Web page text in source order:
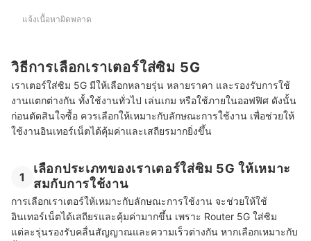
แจ้งเนื้อหาผิดพลาด
วิธีการเลือกเราเตอร์ใส่ซิม 5G
เราเตอร์ใส่ซิม 5G มีให้เลือกหลายรุ่น หลายราคา และรองรับการใช้
งานแตกต่างกัน ทั้งใช้งานทั่วไป เล่นเกม หรือใช้ภายในออฟฟิศ ดังนั้น
ก่อนตัดสินใจซื้อ ควรเลือกให้เหมาะกับลักษณะการใช้งาน เพื่อช่วยให้
ใช้งานอินเทอร์เน็ตได้คุ้มค่าและเสถียรมากยิ่งขึ้น
1
เลือกประเภทของเราเตอร์ใส่ซิม 5G ให้เหมาะ
สมกับการใช้งาน
การเลือกเราเตอร์ให้เหมาะกับลักษณะการใช้งาน จะช่วยให้ใช้
อินเทอร์เน็ตได้เสถียรและคุ้มค่ามากขึ้น เพราะ Router 5G ใส่ซิม
แต่ละรุ่นรองรับคลื่นสัญญาณและความเร็วต่างกัน หากเลือกเหมาะกับ